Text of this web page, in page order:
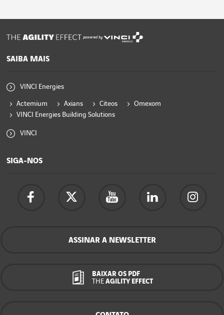
powered by
SAIBA MAIS
VINCI Energies
Actemium Axians Citeos
Omexom
VINCI Energies Building Solutions
VINCI
SIGA-NOS
ASSINAR A NEWSLETTER
BAIXAR OS PDF
THE AGILITY EFFECT